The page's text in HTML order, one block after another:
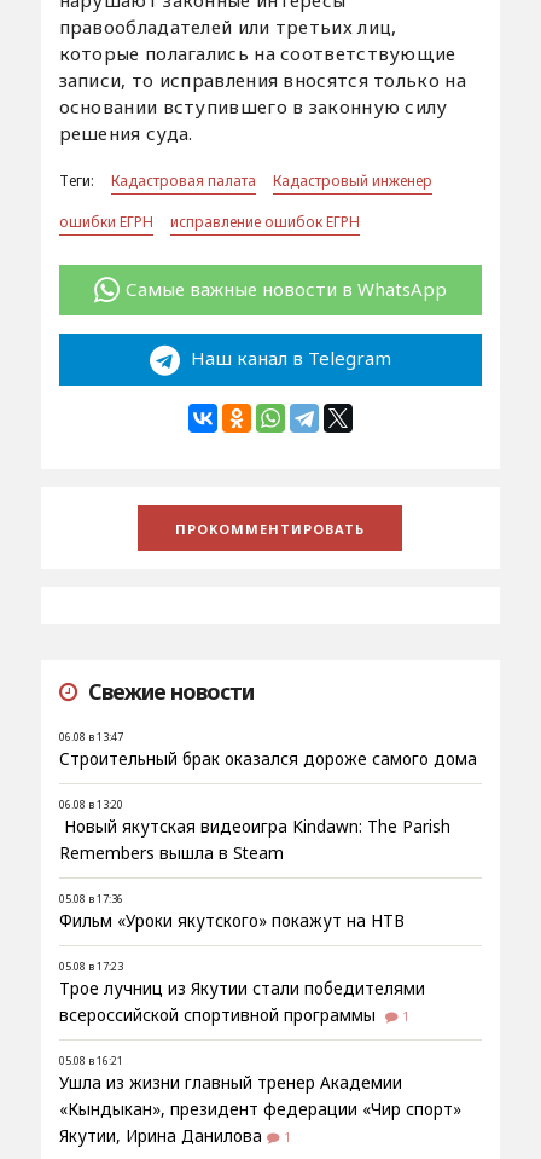
правообладателей или третьих лиц,
которые полагались на соответствующие
записи, то исправления вносятся только на
основании вступившего в законную силу
решения суда.
Теги: Кадастровая палата
Кадастровый инженер
ошибки ЕГРН
исправление ошибок ЕГРН
Самые важные новости в WhatsApp
Наш канал в Telegram
Свежие новости
06.08 в 13:47
Строительный брак оказался дороже самого дома
06.08 в 13:20
Новый якутская видеоигра Kindawn: The Parish
Remembers вышла в Steam
05.08 в 17:36
Фильм «Уроки якутского» покажут на НТВ
05.08 в 17:23
Трое лучниц из Якутии стали победителями
всероссийской спортивной программы
1
05.08 в 16:21
Ушла из жизни главный тренер Академии
«Кындыкан», президент федерации «Чир спорт»
Якутии, Ирина Данилова
1